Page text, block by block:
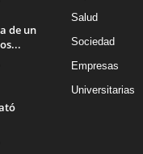
de un
Salud
Sociedad
Empresas
Universitarias